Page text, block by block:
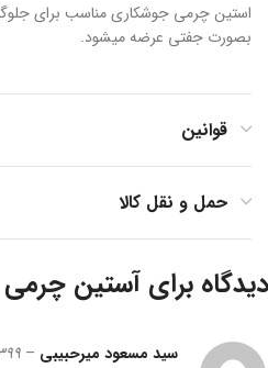
استین چرمی جوشکاری مناسب برای
بصورت جفتی عرضه میشود.
قوانین
حمل و نقل کالا
آستین چرمی
سید مسعود میرحبیبی –
10-19